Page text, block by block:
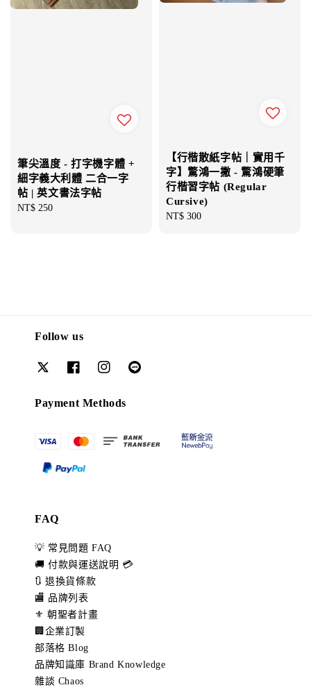
筆尖溫度 - 打字機字體 +
細字義大利體 二合一字
帖 | 英文書法字帖
Regular
NT$ 250
【行楷散紙字帖｜實用千
字】驚鴻一撇 - 驚鴻硬筆
行楷習字帖 (Regular
Cursive)
Regular
NT$ 300
Follow us
Payment Methods
FAQ
💡 常見問題 FAQ
🚚 付款與運送說明 💳
🔃 退換貨條款
🏬 品牌列表
⚜️ 朝聖者計畫
🏢企業訂製
部落格 Blog
品牌知識庫 Brand Knowledge
雜談 Chaos